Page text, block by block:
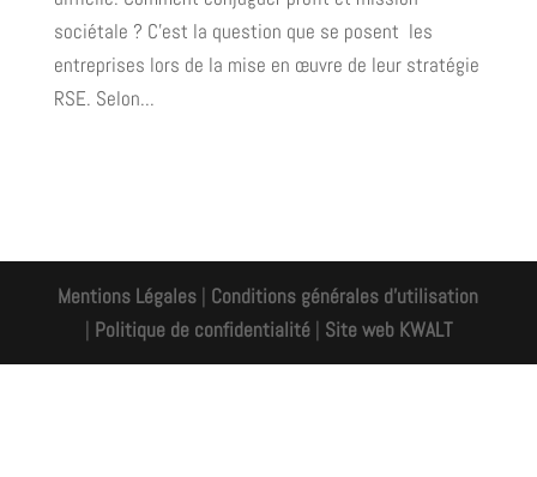
sociétale ? C'est la question que se posent les
entreprises lors de la mise en œuvre de leur stratégie
RSE. Selon...
Mentions Légales | Conditions générales d'utilisation
| Politique de confidentialité| Site web KWALT